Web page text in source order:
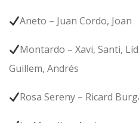
Aneto – Juan Cordo, Joan
Montardo – Xavi, Santi,
Guillem, Andrés
Rosa Sereny – Ricard